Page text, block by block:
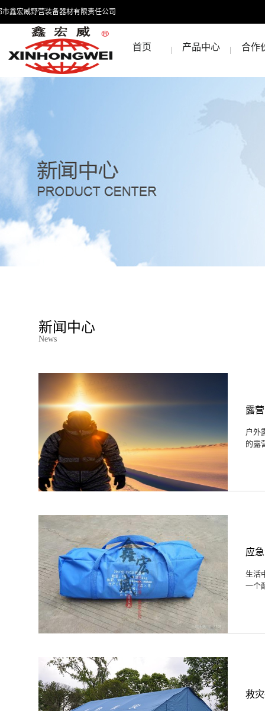
市鑫宏威野营装备器材有限责任公司
首页 产品中心 合作
新闻中心
News
露
户外
的露
应
生活
一个
救